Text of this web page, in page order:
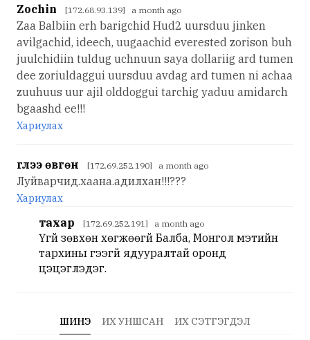
Zochin [172.68.93.139] a month ago
Zaa Balbiin erh barigchid Hud2 uursduu jinken
avilgachid, ideech, uugaachid everested zorison buh
juulchidiin tuldug uchnuun saya dollariig ard tumen
dee zoriuldaggui uursduu avdag ard tumen ni achaa
zuuhuus uur ajil olddoggui tarchig yaduu amidarch
bgaashd ee!!!
Хариулах
үглээ өвгөн [172.69.252.190] a month ago
Луйварчид.хаана.адилхан!!!???
Хариулах
тахар [172.69.252.191] a month ago
Үгүй зөвхөн хөгжөөгүй Балба, Монгол мэтийн
тархины үгээгүй ядууралтай оронд
цэцэглэдэг.
ШИНЭ ИХ УНШСАН ИХ СЭТГЭГДЭЛ